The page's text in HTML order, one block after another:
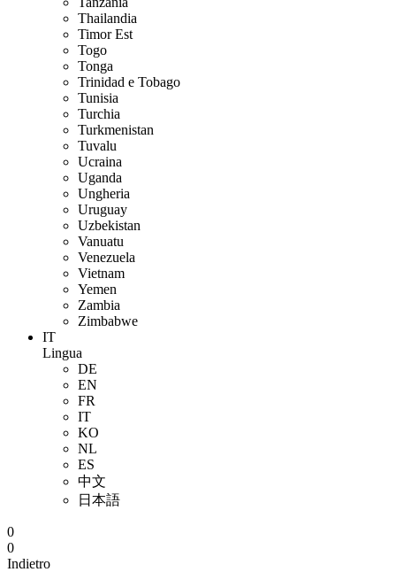
Thailandia
Timor Est
Togo
Tonga
Trinidad e Tobago
Tunisia
Turchia
Turkmenistan
Tuvalu
Ucraina
Uganda
Ungheria
Uruguay
Uzbekistan
Vanuatu
Venezuela
Vietnam
Yemen
Zambia
Zimbabwe
IT
Lingua
DE
EN
FR
IT
KO
NL
ES
中文
日本語
0
0
Indietro